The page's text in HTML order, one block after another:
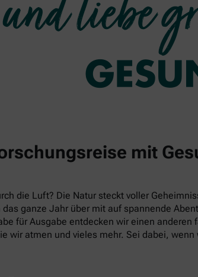
mit
die Luft? Die Natur steckt voller
ganze Jahr über mit auf spannende
für Ausgabe entdecken wir einen
wir atmen und vieles mehr. Sei dabei,